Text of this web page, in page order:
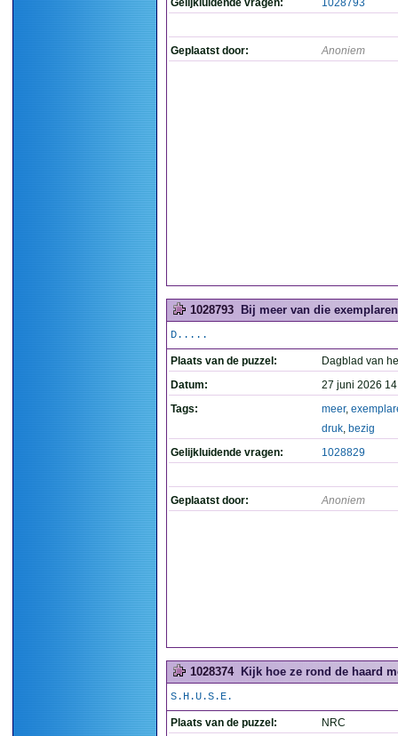
Gelijkluidende vragen: 1028793
Geplaatst door: Anoniem
1028793 Bij meer van die
D.....
Plaats van de puzzel:
Dagblad van
Datum:
27 juni 2026
Tags:
meer,
druk, bezig
Gelijkluidende vragen:
1028829
Geplaatst door: Anoniem
1028374 Kijk hoe ze rond de haard
S.H.U.S.E.
Plaats van de puzzel:
NRC